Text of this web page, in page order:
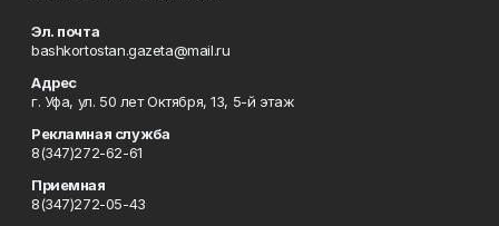
Эл. почта
bashkortostan.gazeta@mail.ru
Адрес
г. Уфа, ул. 50 лет Октября, 13, 5-й этаж
Рекламная служба
8(347)272-62-61
Приемная
8(347)272-05-43